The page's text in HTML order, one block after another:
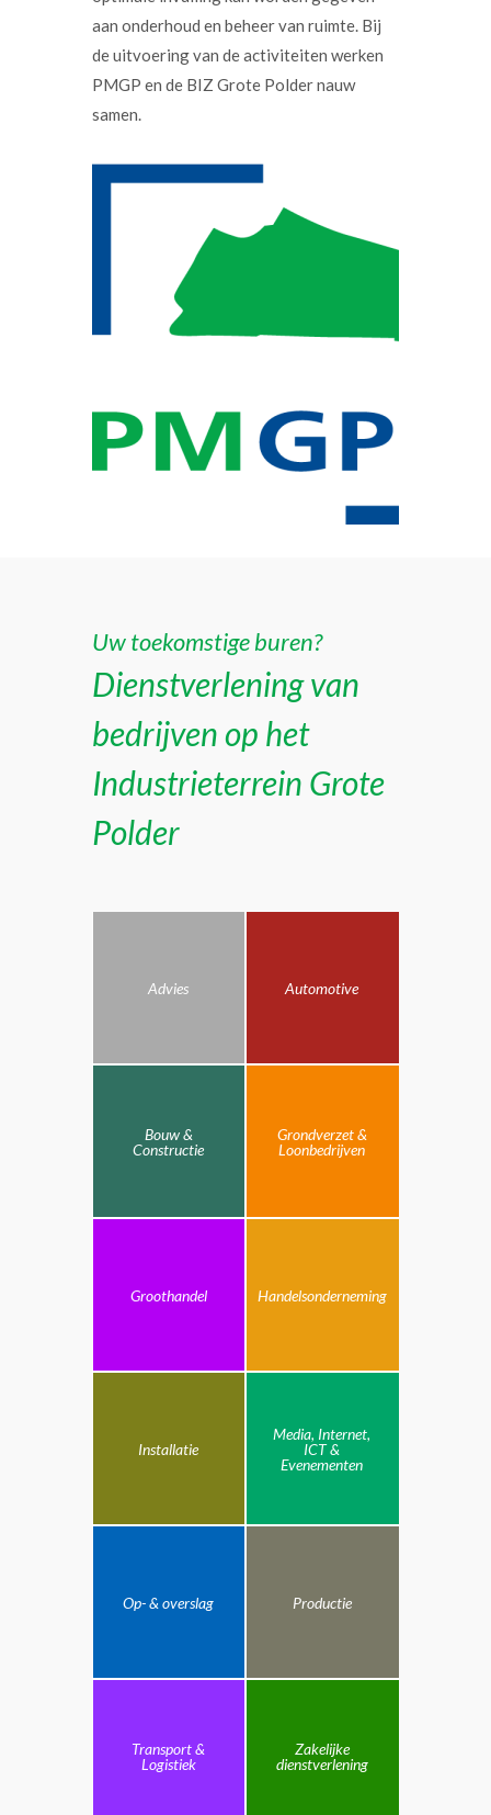
aan onderhoud en beheer van ruimte. Bij
de uitvoering van de activiteiten werken
PMGP en de BIZ Grote Polder nauw
samen.
Uw toekomstige buren?
Dienstverlening van
bedrijven op het
Industrieterrein Grote
Polder
Advies Automotive
Bouw &
Constructie
Grondverzet &
Loonbedrijven
Groothandel Handelsonderneming
Installatie
Media, Internet,
ICT &
Evenementen
Op- & overslag Productie
Transport &
Logistiek
Zakelijke
dienstverlening